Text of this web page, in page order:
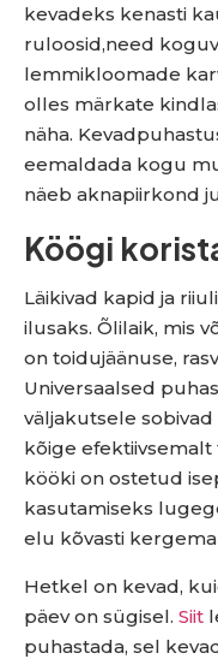
kevadeks kenasti
ruloosid,need
lemmikloomade
olles märkate
näha.
eemaldada kogu
näeb aknapiirkond
Köögi
Läikivad kapid ja
ilusaks. Õlilaik, mis
on toidujäänuse,
Universaalsed
väljakutsele sobivad
kõige efektiivsemalt
kööki on ostetud
kasutamiseks
elu kõvasti
Hetkel on kevad,
päev on sügisel. Siit
puhastada, sel